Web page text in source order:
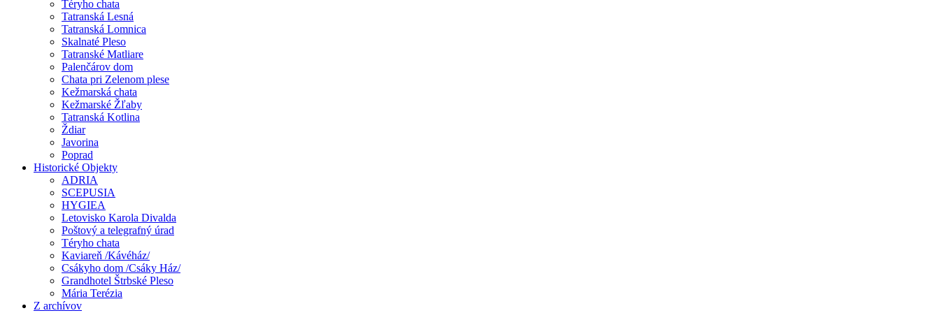
Téryho chata
Tatranská Lesná
Tatranská Lomnica
Skalnaté Pleso
Tatranské Matliare
Palenčárov dom
Chata pri Zelenom plese
Kežmarská chata
Kežmarské Žľaby
Tatranská Kotlina
Ždiar
Javorina
Poprad
Historické Objekty
ADRIA
SCEPUSIA
HYGIEA
Letovisko Karola Divalda
Poštový a telegrafný úrad
Téryho chata
Kaviareň /Kávéház/
Csákyho dom /Csáky Ház/
Grandhotel Štrbské Pleso
Mária Terézia
Z archívov